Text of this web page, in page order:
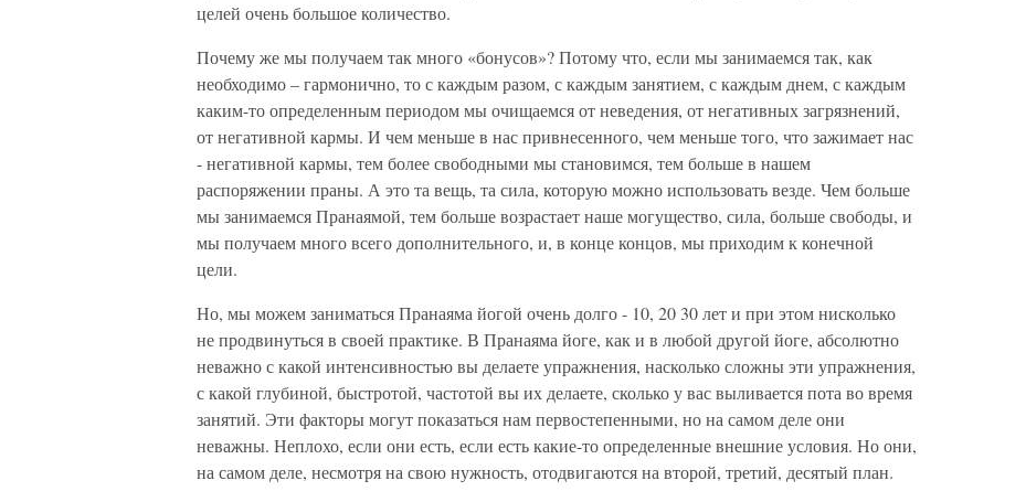
целей очень большое количество.
Почему же мы получаем так много «бонусов»? Потому что, если мы занимаемся так, как
необходимо – гармонично, то с каждым разом, с каждым занятием, с каждым днем, с каждым
каким-то определенным периодом мы очищаемся от неведения, от негативных загрязнений,
от негативной кармы. И чем меньше в нас привнесенного, чем меньше того, что зажимает нас
- негативной кармы, тем более свободными мы становимся, тем больше в нашем
распоряжении праны. А это та вещь, та сила, которую можно использовать везде. Чем больше
мы занимаемся Пранаямой, тем больше возрастает наше могущество, сила, больше свободы, и
мы получаем много всего дополнительного, и, в конце концов, мы приходим к конечной
цели.
Но, мы можем заниматься Пранаяма йогой очень долго - 10, 20 30 лет и при этом нисколько
не продвинуться в своей практике. В Пранаяма йоге, как и в любой другой йоге, абсолютно
неважно с какой интенсивностью вы делаете упражнения, насколько сложны эти упражнения,
с какой глубиной, быстротой, частотой вы их делаете, сколько у вас выливается пота во время
занятий. Эти факторы могут показаться нам первостепенными, но на самом деле они
неважны. Неплохо, если они есть, если есть какие-то определенные внешние условия. Но они,
на самом деле, несмотря на свою нужность, отодвигаются на второй, третий, десятый план.